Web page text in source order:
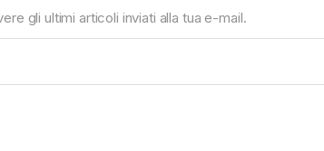
gli ultimi articoli inviati alla tua e-mail.